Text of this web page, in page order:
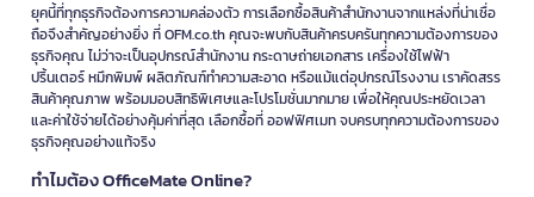
ยุคนี้ที่ทุกธุรกิจต้องการความคล่องตัว การเลือกซื้อสินค้าสำนักงานจากแหล่งที่น่าเชื่อ
ถือจึงสำคัญอย่างยิ่ง ที่ OFM.co.th คุณจะพบกับสินค้าครบครันทุกความต้องการของ
ธุรกิจคุณ ไม่ว่าจะเป็นอุปกรณ์สำนักงาน กระดาษถ่ายเอกสาร เครื่องใช้ไฟฟ้า
ปริ้นเตอร์ หมึกพิมพ์ ผลิตภัณฑ์ทำความสะอาด หรือแม้แต่อุปกรณ์โรงงาน เราคัดสรร
สินค้าคุณภาพ พร้อมมอบสิทธิพิเศษและโปรโมชั่นมากมาย เพื่อให้คุณประหยัดเวลา
และค่าใช้จ่ายได้อย่างคุ้มค่าที่สุด เลือกซื้อที่ ออฟฟิศเมท จบครบทุกความต้องการของ
ธุรกิจคุณอย่างแท้จริง
ทำไมต้อง OfficeMate Online?